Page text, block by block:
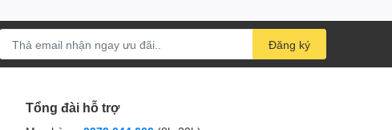
Đăng ký
Tổng đài hỗ trợ